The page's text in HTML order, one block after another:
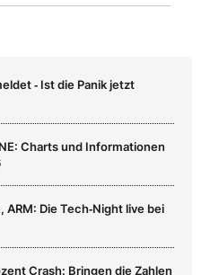
‑ Ist die Panik jetzt
Charts und Informationen
Die Tech‑Night live bei
Crash: Bringen die Zahlen